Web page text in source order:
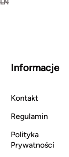
Informacje
Kontakt
Regulamin
Polityka
Prywatności